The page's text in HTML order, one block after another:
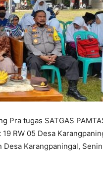
Pra tugas SATGAS
RW 05 Desa
Desa Karangpaningal,